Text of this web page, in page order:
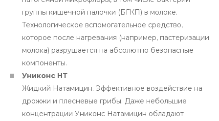
группы кишечной палочки (БГКП) в молоке.
Технологическое вспомогательное средство,
которое после нагревания (например, пастеризации
молока) разрушается на абсолютно безопасные
компоненты.
Униконс НТ
Жидкий Натамицин. Эффективное воздействие на
дрожжи и плесневые грибы. Даже небольшие
концентрации Униконс Натамицин обладают